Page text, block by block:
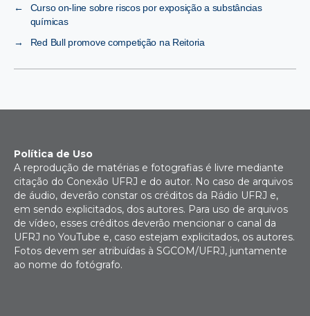
←
Curso on-line sobre riscos por exposição a substâncias
químicas
→
Red Bull promove competição na Reitoria
Política de Uso
A reprodução de matérias e fotografias é livre mediante
citação do Conexão UFRJ e do autor. No caso de arquivos
de áudio, deverão constar os créditos da Rádio UFRJ e,
em sendo explicitados, dos autores. Para uso de arquivos
de vídeo, esses créditos deverão mencionar o canal da
UFRJ no YouTube e, caso estejam explicitados, os autores.
Fotos devem ser atribuídas à SGCOM/UFRJ, juntamente
ao nome do fotógrafo.